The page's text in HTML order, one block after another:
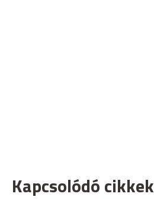
Kapcsolódó cikkek